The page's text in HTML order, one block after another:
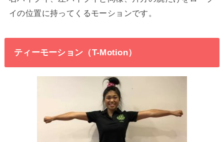
イの位置に持ってくるモーションです。
ティーモーション（T-Motion）